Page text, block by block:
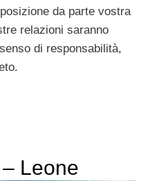
da parte vostra
relazioni saranno
di responsabilità,
Leone